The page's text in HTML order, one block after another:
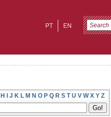
EN
PT
H I J K L M N O P Q R S T U V W X Y Z